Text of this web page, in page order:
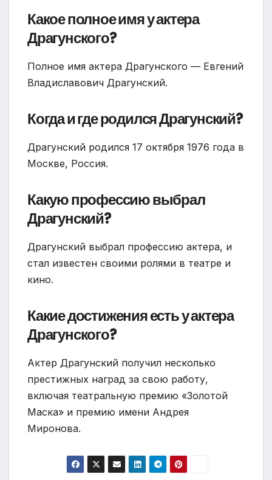
Какое полное имя у актера
Драгунского?
Полное имя актера Драгунского — Евгений
Владиславович Драгунский.
Когда и где родился Драгунский?
Драгунский родился 17 октября 1976 года в
Москве, Россия.
Какую профессию выбрал
Драгунский?
Драгунский выбрал профессию актера, и
стал известен своими ролями в театре и
кино.
Какие достижения есть у актера
Драгунского?
Актер Драгунский получил несколько
престижных наград за свою работу,
включая театральную премию «Золотой
Маска» и премию имени Андрея
Миронова.